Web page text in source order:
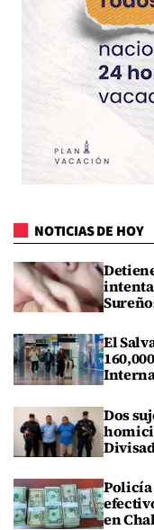
NOTICIAS DE HOY
El
Dos
Policía
en